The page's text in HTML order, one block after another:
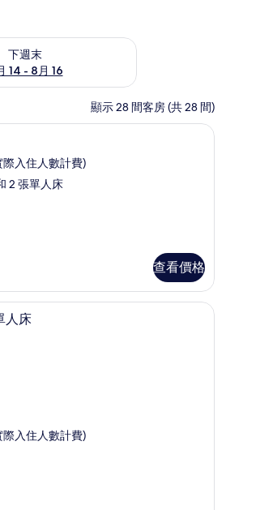
下週末
14 - 8月 16
14 - 8月 16) 的供應情況
顯示 28 間客房 (共 28 間)
迷你吧、客房內保險箱、書桌、遮光布/窗簾
際入住人數計費)
2 張單人床
查看價格
迷你吧、客房內保險箱、書桌、遮光布/窗簾
人床
際入住人數計費)